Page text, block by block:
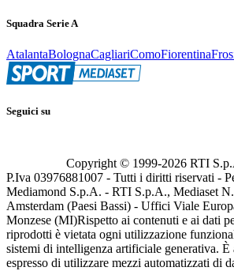
Squadra Serie A
AtalantaBolognaCagliariComoFiorentina
Seguici su
Copyright © 1999-2026 RTI
P.Iva 03976881007 - Tutti i diritti riservati -
Mediamond S.p.A. - RTI S.p.A., Mediaset
Amsterdam (Paesi Bassi) - Uffici Viale
Monzese (MI)Rispetto ai contenuti e ai dati
riprodotti è vietata ogni utilizzazione
sistemi di intelligenza artificiale generativa.
espresso di utilizzare mezzi automatizzati di